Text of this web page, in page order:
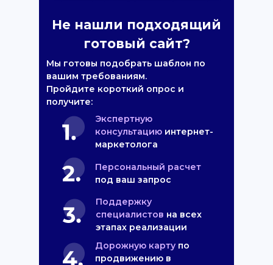
Не нашли подходящий
готовый сайт?
Мы готовы подобрать шаблон по
вашим требованиям.
Пройдите короткий опрос и
получите:
Экспертную
консультацию интернет-
маркетолога
Персональный расчет
под ваш запрос
Поддержку
специалистов на всех
этапах реализации
Дорожную карту по
продвижению в